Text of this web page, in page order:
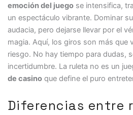
emoción del juegose intensifica,
un espectáculo vibrante. Dominar
audacia, pero dejarse llevar por el
magia. Aquí, los giros son más que
riesgo. No hay tiempo para dudas,
incertidumbre. La ruleta no es un
de casinoque define el puro
Diferencias entre